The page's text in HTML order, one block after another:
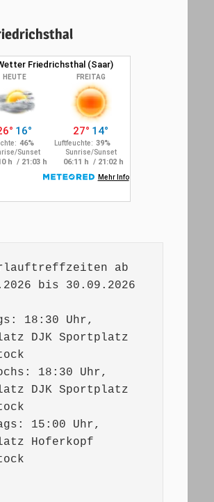
ab
bis 30.09.2026
18:30 Uhr,
DJK Sportplatz
18:30 Uhr,
DJK Sportplatz
15:00 Uhr,
Hoferkopf